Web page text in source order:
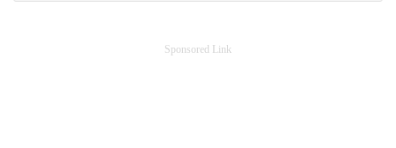
Sponsored Link